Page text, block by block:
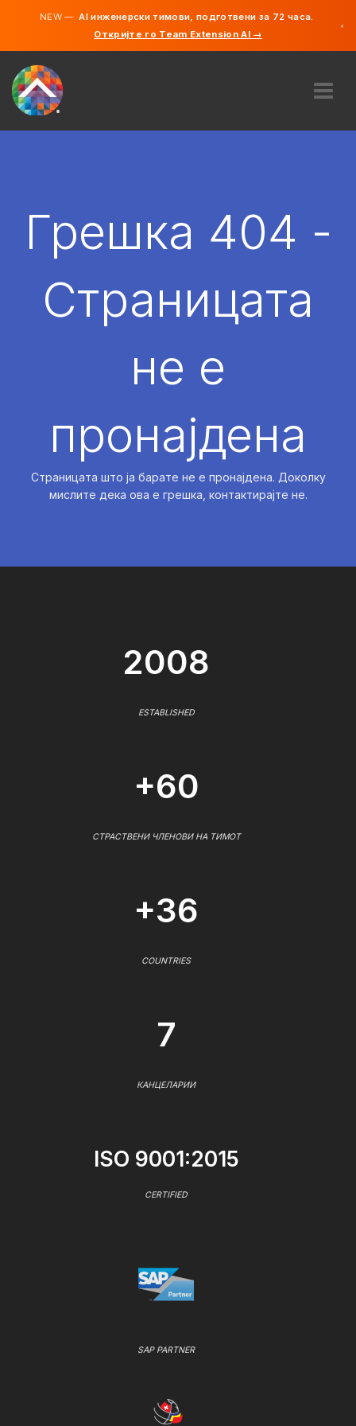
NEW —AI инженерски тимови, подготвени за 72 часа.
Откријте го Team Extension AI →
×
АНГАЖИРАЈ
Грешка 404 -
Страницата
не е
пронајдена
Страницата што ја барате не е пронајдена. Доколку
мислите дека ова е грешка, контактирајте не.
2008
ESTABLISHED
+60
СТРАСТВЕНИ ЧЛЕНОВИ НА ТИМОТ
+36
COUNTRIES
7
КАНЦЕЛАРИИ
ISO 9001:2015
CERTIFIED
SAP PARTNER